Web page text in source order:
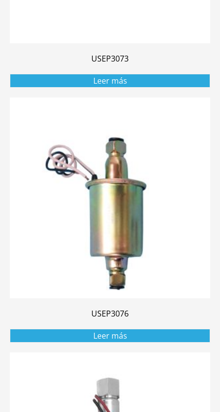
USEP3073
Leer más
USEP3076
Leer más